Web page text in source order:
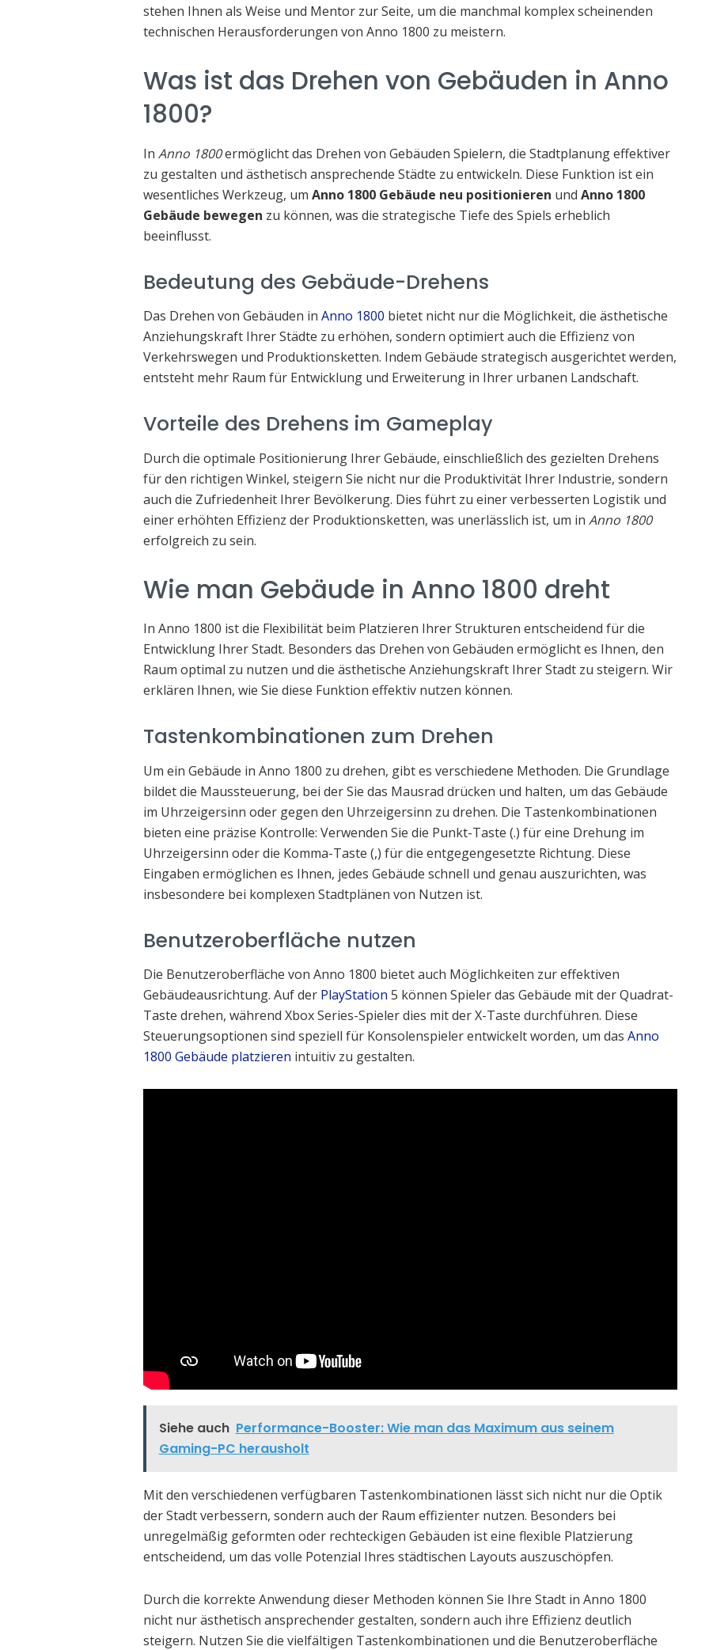
stehen Ihnen als Weise und Mentor zur Seite, um die manchmal komplex scheinenden
technischen Herausforderungen von Anno 1800 zu meistern.
Was ist das Drehen von Gebäuden in Anno
1800?
In Anno 1800ermöglicht das Drehen von Gebäuden Spielern, die Stadtplanung effektiver
zu gestalten und ästhetisch ansprechende Städte zu entwickeln. Diese Funktion ist ein
wesentliches Werkzeug, um Anno 1800 Gebäude neu positionieren und Anno 1800
Gebäude bewegen zu können, was die strategische Tiefe des Spiels erheblich
beeinflusst.
Bedeutung des Gebäude-Drehens
Das Drehen von Gebäuden in Anno 1800 bietet nicht nur die Möglichkeit, die ästhetische
Anziehungskraft Ihrer Städte zu erhöhen, sondern optimiert auch die Effizienz von
Verkehrswegen und Produktionsketten. Indem Gebäude strategisch ausgerichtet werden,
entsteht mehr Raum für Entwicklung und Erweiterung in Ihrer urbanen Landschaft.
Vorteile des Drehens im Gameplay
Durch die optimale Positionierung Ihrer Gebäude, einschließlich des gezielten Drehens
für den richtigen Winkel, steigern Sie nicht nur die Produktivität Ihrer Industrie, sondern
auch die Zufriedenheit Ihrer Bevölkerung. Dies führt zu einer verbesserten Logistik und
einer erhöhten Effizienz der Produktionsketten, was unerlässlich ist, um in Anno 1800
erfolgreich zu sein.
Wie man Gebäude in Anno 1800 dreht
In Anno 1800 ist die Flexibilität beim Platzieren Ihrer Strukturen entscheidend für die
Entwicklung Ihrer Stadt. Besonders das Drehen von Gebäuden ermöglicht es Ihnen, den
Raum optimal zu nutzen und die ästhetische Anziehungskraft Ihrer Stadt zu steigern. Wir
erklären Ihnen, wie Sie diese Funktion effektiv nutzen können.
Tastenkombinationen zum Drehen
Um ein Gebäude in Anno 1800 zu drehen, gibt es verschiedene Methoden. Die Grundlage
bildet die Maussteuerung, bei der Sie das Mausrad drücken und halten, um das Gebäude
im Uhrzeigersinn oder gegen den Uhrzeigersinn zu drehen. Die Tastenkombinationen
bieten eine präzise Kontrolle: Verwenden Sie die Punkt-Taste (.) für eine Drehung im
Uhrzeigersinn oder die Komma-Taste (,) für die entgegengesetzte Richtung. Diese
Eingaben ermöglichen es Ihnen, jedes Gebäude schnell und genau auszurichten, was
insbesondere bei komplexen Stadtplänen von Nutzen ist.
Benutzeroberfläche nutzen
Die Benutzeroberfläche von Anno 1800 bietet auch Möglichkeiten zur effektiven
Gebäudeausrichtung. Auf der PlayStation 5 können Spieler das Gebäude mit der Quadrat-
Taste drehen, während Xbox Series-Spieler dies mit der X-Taste durchführen. Diese
Steuerungsoptionen sind speziell für Konsolenspieler entwickelt worden, um das Anno
1800 Gebäude platzieren intuitiv zu gestalten.
Siehe auch Performance-Booster: Wie man das Maximum aus seinem
Gaming-PC herausholt
Mit den verschiedenen verfügbaren Tastenkombinationen lässt sich nicht nur die Optik
der Stadt verbessern, sondern auch der Raum effizienter nutzen. Besonders bei
unregelmäßig geformten oder rechteckigen Gebäuden ist eine flexible Platzierung
entscheidend, um das volle Potenzial Ihres städtischen Layouts auszuschöpfen.
Durch die korrekte Anwendung dieser Methoden können Sie Ihre Stadt in Anno 1800
nicht nur ästhetisch ansprechender gestalten, sondern auch ihre Effizienz deutlich
steigern. Nutzen Sie die vielfältigen Tastenkombinationen und die Benutzeroberfläche